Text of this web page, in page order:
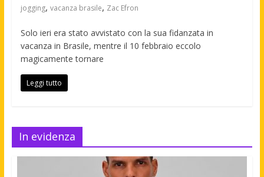
jogging, vacanza brasile, Zac Efron
Solo ieri era stato avvistato con la sua fidanzata in
vacanza in Brasile, mentre il 10 febbraio eccolo
magicamente tornare
Leggi tutto
In evidenza